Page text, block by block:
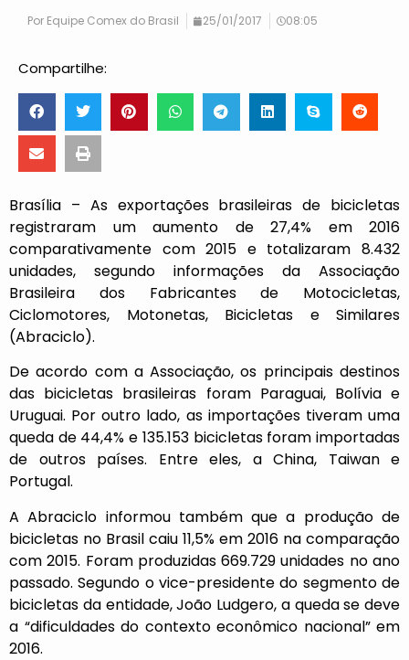
Por Equipe Comex do Brasil 25/01/2017 08:05
Compartilhe:
Brasília – As exportações brasileiras de bicicletas
registraram um aumento de 27,4% em 2016
comparativamente com 2015 e totalizaram 8.432
unidades, segundo informações da Associação
Brasileira dos Fabricantes de Motocicletas,
Ciclomotores, Motonetas, Bicicletas e Similares
(Abraciclo).
De acordo com a Associação, os principais destinos
das bicicletas brasileiras foram Paraguai, Bolívia e
Uruguai. Por outro lado, as importações tiveram uma
queda de 44,4% e 135.153 bicicletas foram importadas
de outros países. Entre eles, a China, Taiwan e
Portugal.
A Abraciclo informou também que a produção de
bicicletas no Brasil caiu 11,5% em 2016 na comparação
com 2015. Foram produzidas 669.729 unidades no ano
passado. Segundo o vice-presidente do segmento de
bicicletas da entidade, João Ludgero, a queda se deve
a “dificuldades do contexto econômico nacional” em
2016.